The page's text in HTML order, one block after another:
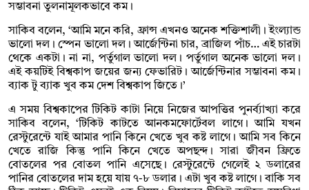
সম্ভাবনা তুলনামূলকভাবে কম।
সাকিব বলেন, ‘আমি মনে করি, ফ্রান্স এখনও অনেক শক্তিশালী। ইংল্যান্ড
ভালো দল। স্পেন ভালো দল। আর্জেন্টিনা চার, ব্রাজিল পাঁচ… এই চারটা
থেকে একটা। না না, পর্তুগাল ভালো দল। পর্তুগাল অনেক ভালো দল।
এই কয়টিই বিশ্বকাপ জয়ের জন্য ফেভারিট। আর্জেন্টিনার সম্ভাবনা কম।
ব্যাক টু ব্যাক খুব কম দেশ বিশ্বকাপ জিতে।’
এ সময় বিশ্বকাপের টিকিট কাটা নিয়ে নিজের আপত্তির পুনর্ব্যাখ্যা করে
সাকিব বলেন, ‘টিকিট কাটতে আনকমফোর্টেবল লাগে। আমি যখন
রেস্টুরেন্টে যাই আমার পানি কিনে খেতে খুব কষ্ট লাগে। আমি সব কিনে
খেতে রাজি কিন্তু পানি কিনে খেতে অপছন্দ। সারা জীবন ফ্রিতে
বোতলের পর বোতল পানি এসেছে। রেস্টুরেন্টে গেলেই ২ ডলারের
পানির বোতলের দাম হয়ে যায় ৭-৮ ডলার। এটা খুব কষ্ট লাগে। বাকি সব